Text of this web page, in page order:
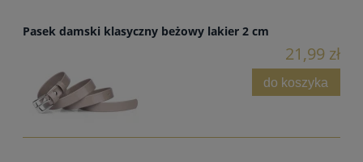
Pasek damski klasyczny beżowy lakier 2 cm
21,99 zł
do koszyka